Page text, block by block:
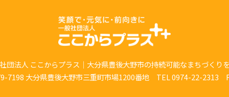
団法人 ここからプラス｜大分県豊後大野市の持続可能なまちづくり
7198 大分県豊後大野市三重町市場1200番地 TEL 0974-22-2313